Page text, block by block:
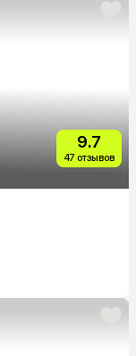
9.7
47 отзывов